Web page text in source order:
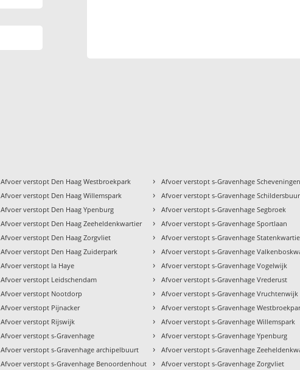
Afvoer verstopt Den Haag Westbroekpark
Afvoer verstopt Den Haag Willemspark
Afvoer verstopt Den Haag Ypenburg
Afvoer verstopt Den Haag Zeeheldenkwartier
Afvoer verstopt Den Haag Zorgvliet
Afvoer verstopt Den Haag Zuiderpark
Afvoer verstopt la Haye
Afvoer verstopt Leidschendam
Afvoer verstopt Nootdorp
Afvoer verstopt Pijnacker
Afvoer verstopt Rijswijk
Afvoer verstopt s-Gravenhage
Afvoer verstopt s-Gravenhage archipelbuurt
Afvoer verstopt s-Gravenhage Benoordenhout
› Afvoer verstopt s-Gravenhage Scheveningen
› Afvoer verstopt s-Gravenhage
› Afvoer verstopt s-Gravenhage Segbroek
› Afvoer verstopt s-Gravenhage Sportlaan
› Afvoer verstopt s-Gravenhage
› Afvoer verstopt s-Gravenhage
› Afvoer verstopt s-Gravenhage Vogelwijk
› Afvoer verstopt s-Gravenhage Vrederust
› Afvoer verstopt s-Gravenhage Vruchtenwijk
› Afvoer verstopt s-Gravenhage
› Afvoer verstopt s-Gravenhage Willemspark
› Afvoer verstopt s-Gravenhage Ypenburg
› Afvoer verstopt s-Gravenhage
› Afvoer verstopt s-Gravenhage Zorgvliet